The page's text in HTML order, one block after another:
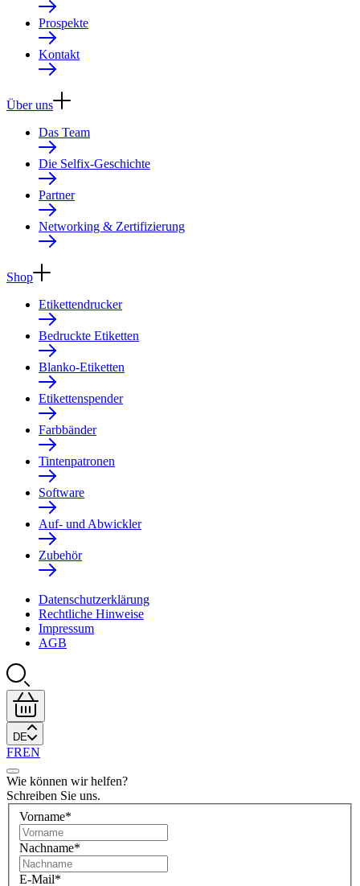
Prospekte
Kontakt
Über uns
Das Team
Die Selfix-Geschichte
Partner
Networking & Zertifizierung
Shop
Etikettendrucker
Bedruckte Etiketten
Blanko-Etiketten
Etikettenspender
Farbbänder
Tintenpatronen
Software
Auf- und Abwickler
Zubehör
Datenschutzerklärung
Rechtliche Hinweise
Impressum
AGB
DE
FREN
Wie können wir helfen?
Schreiben Sie uns.
Vorname*
Nachname*
E-Mail*